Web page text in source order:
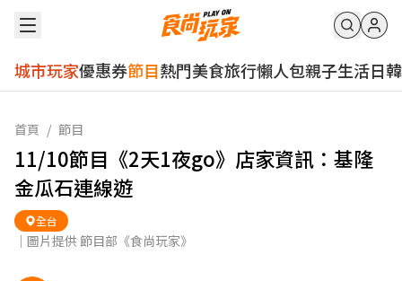
城市玩家優惠券節目熱門美食旅行懶人包親子生活日韓
首頁 / 節目
11/10節目《2天1夜go》店家資訊：基隆
金瓜石連線遊
全台
｜圖片提供 節目部《食尚玩家》